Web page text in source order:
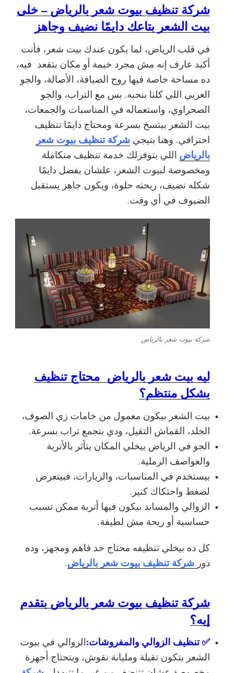
شركة تنظيف بيوت شعر بالرياض – خلى
بيت الشعر بتاعك دايمًا نضيف وجاهز
في قلب الرياض، لما يكون عندك بيت شعر، فأنت
أكيد عارف إنه مش مجرد خيمة أو مكان بتقعد فيه،
ده مساحة خاصة فيها روح الضيافة، الأصالة، والجو
العربي اللي كلنا بنحبه. بس مع التراب، والجو
الصحراوي، واستعماله في المناسبات والجمعات،
بيت الشعر بيتسخ بسرعة ومحتاج دايمًا تنظيف
احترافي. وهنا بتيجي شركة تنظيف بيوت شعر
بالرياض اللي بتوفرلك خدمة تنظيف متكاملة
ومخصوصة لبيوت الشعر، علشان يفضل دايمًا
شكله نضيف، ريحته حلوة، ويكون جاهز يستقبل
الضيوف في أي وقت.
شركة بيوت شعر بالرياض
ليه بيت شعر بالرياض محتاج تنظيف
بشكل منتظم؟
بيت الشعر بيكون معمول من خامات زي الصوف،
الجلد، القماش التقيل، ودي بتجمع تراب بسرعة.
الجو في الرياض بيخلي المكان يتأثر بالأتربة
والعواصف الرملية.
بيستخدم في المناسبات، والزيارات، فبيتعرض
لضغط واحتكاك كتير.
الزوالي والمساند بيكون فيها أتربة ممكن تسبب
حساسية أو ريحة مش لطيفة.
كل ده بيخلي تنظيفه محتاج حد فاهم ومجهز، وده
دور شركة تنظيف بيوت شعر بالرياض.
شركة تنظيف بيوت شعر بالرياض بتقدم
إيه؟
✅ تنظيف الزوالي والمفروشات:الزوالي في بيوت
الشعر بتكون تقيلة ومليانة نقوش، وبتحتاج أجهزة